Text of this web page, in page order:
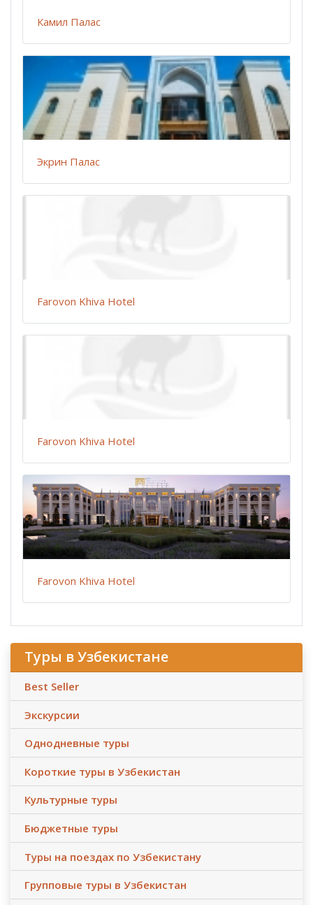
Камил Палас
Экрин Палас
Farovon Khiva Hotel
Farovon Khiva Hotel
Farovon Khiva Hotel
Туры в Узбекистане
Best Seller
Экскурсии
Однодневные туры
Короткие туры в Узбекистан
Культурные туры
Бюджетные туры
Туры на поездах по Узбекистану
Групповые туры в Узбекистан